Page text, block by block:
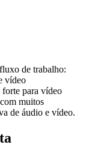
de trabalho:
vídeo
forte para vídeo
muitos
de áudio e vídeo.